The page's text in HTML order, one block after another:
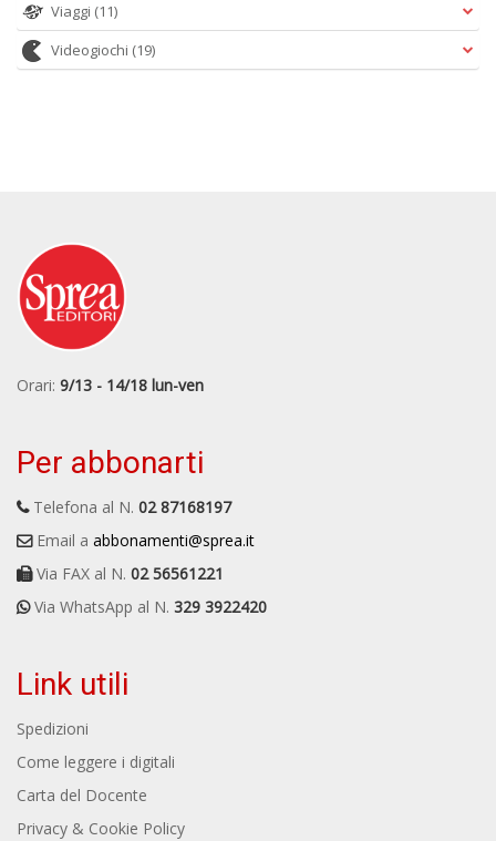
Viaggi (11)
Videogiochi (19)
Orari: 9/13 - 14/18 lun-ven
Per abbonarti
Telefona al N. 02 87168197
Email a abbonamenti@sprea.it
Via FAX al N. 02 56561221
Via WhatsApp al N. 329 3922420
Link utili
Spedizioni
Come leggere i digitali
Carta del Docente
Privacy & Cookie Policy